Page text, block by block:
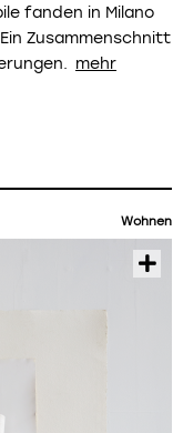
fanden in Milano
Zusammenschnitt
Wohnen